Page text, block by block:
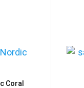
Coral